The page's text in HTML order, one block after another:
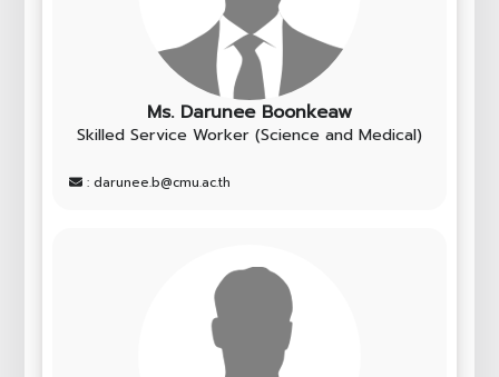
Ms. Darunee Boonkeaw
Skilled Service Worker (Science and Medical)
: darunee.b@cmu.ac.th